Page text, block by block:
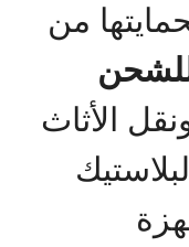
من
الأثاث